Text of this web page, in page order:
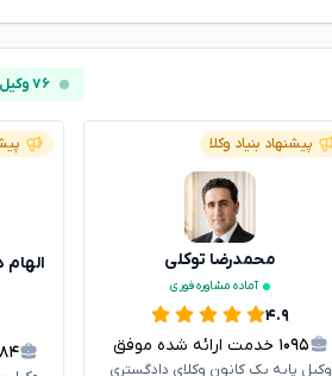
۷۶ وکیل آنلاین
پیشنهاد بنیاد وکلا
محمدرضا توکلی
آماده مشاوره فوری
۴.۹
۱۰۹۵ خدمت ارائه شده موفق
وکیل پایه یک کانون وکلای دادگستری
الهام